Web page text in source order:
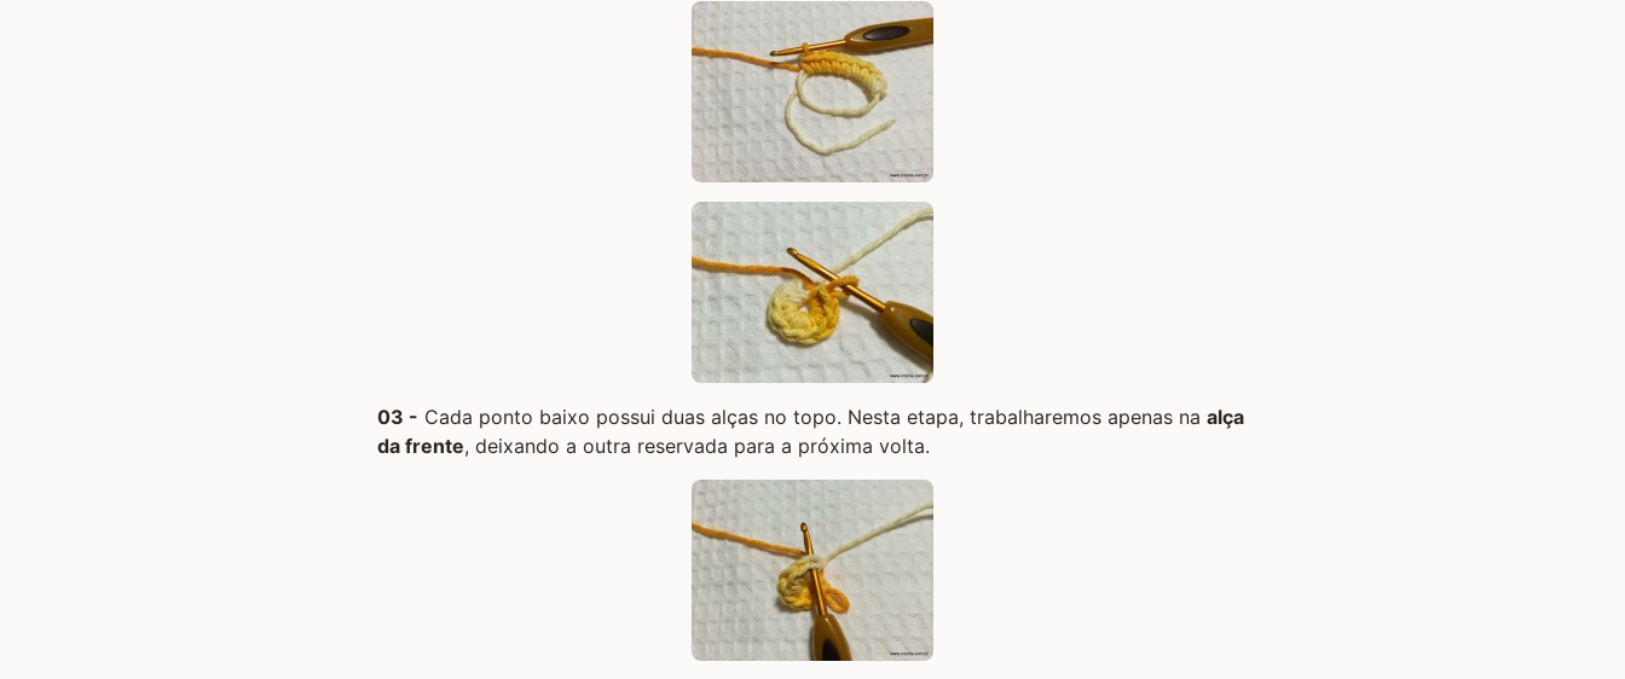
03 - Cada ponto baixo possui duas alças no topo. Nesta etapa, trabalharemos apenas na alça
da frente, deixando a outra reservada para a próxima volta.